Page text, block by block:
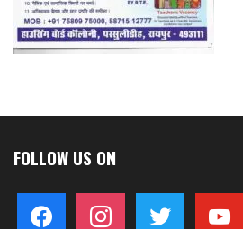
FOLLOW US ON
facebook instagram twitter youtube